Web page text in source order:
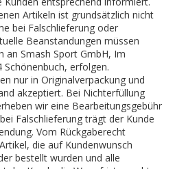
Artikeln ist grundsätzlich nicht
bei Falschlieferung oder
Beanstandungen müssen
an Smash Sport GmbH, Im
Schönenbuch, erfolgen.
nur in Originalverpackung und
akzeptiert. Bei Nichterfüllung
wir eine Bearbeitungsgebühr
Falschlieferung trägt der Kunde
Vom Rückgaberecht
die auf Kundenwunsch
bestellt wurden und alle